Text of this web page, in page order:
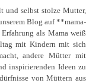
selbst stolze Mutter,
Blog auf **mama-
als Mama weiß
mit Kindern mit sich
andere Mütter mit
inspirierenden Ideen zu
von Müttern aus